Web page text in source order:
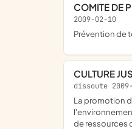
COMITE
2009-02-10
prévention
CULTURE
dissoute
la promotion de la communication et de l'information culturelle - l'ouverture a l'environnement culturel regional et local culturel et notamment en ce qui concerne :l'ouverture à
de ressources